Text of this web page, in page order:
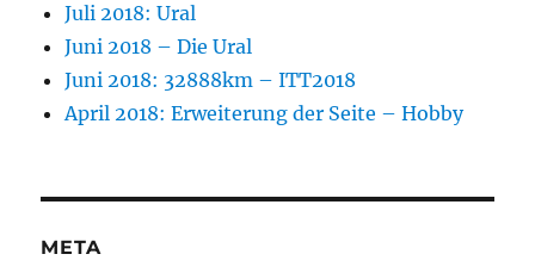
Juli 2018: Ural
Juni 2018 – Die Ural
Juni 2018: 32888km – ITT2018
April 2018: Erweiterung der Seite – Hobby
META